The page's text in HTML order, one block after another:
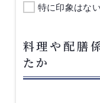
特に印象はない
料理や配膳
たか